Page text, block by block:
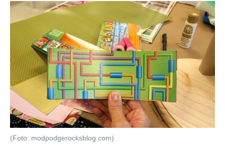
(Foto: modpodgerocksblog.com)